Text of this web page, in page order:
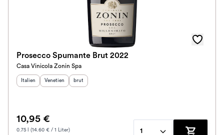
Prosecco Spumante Brut 2022
Casa Vinicola Zonin Spa
Herkunftsland:
Italien Herkunftsregion:
Venetien Geschmack
brut
10,95 €
0.75 l (14.60 € / 1 Liter)
1